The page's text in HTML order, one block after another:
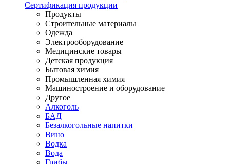
Сертификация продукции
Продукты
Строительные материалы
Одежда
Электрооборудование
Медицинские товары
Детская продукция
Бытовая химия
Промышленная химия
Машиностроение и оборудование
Другое
Алкоголь
БАД
Безалкогольные напитки
Вино
Водка
Вода
Грибы